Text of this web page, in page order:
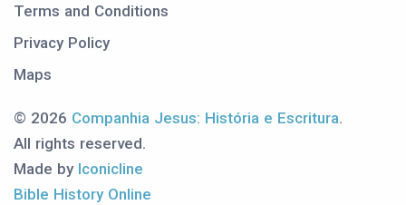
Terms and Conditions
Privacy Policy
Maps
© 2026 Companhia Jesus: História e Escritura.
All rights reserved.
Made by Iconicline
Bible History Online